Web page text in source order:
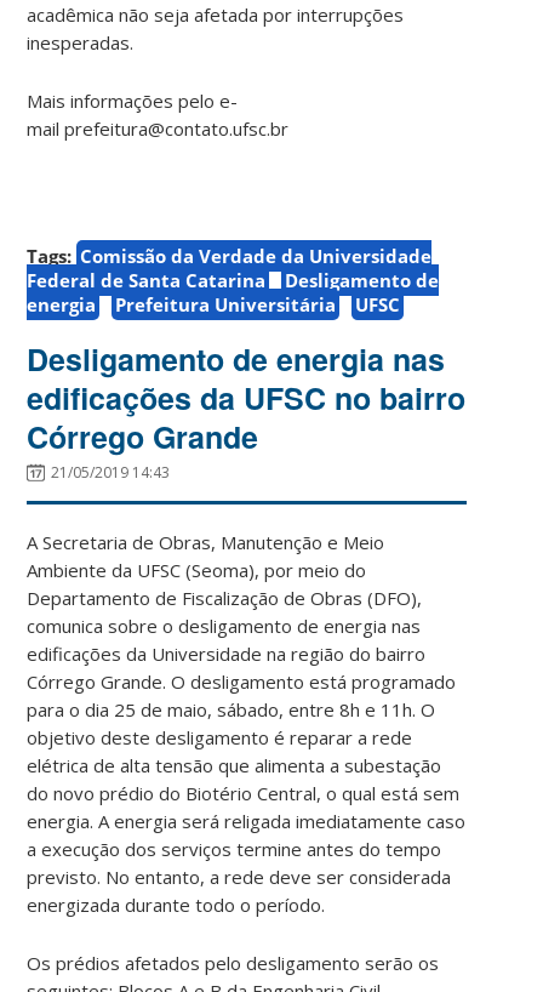
acadêmica não seja afetada por interrupções
inesperadas.
Mais informações pelo e-
mail prefeitura@contato.ufsc.br
Tags: Comissão da Verdade da Universidade
Federal de Santa Catarina
Desligamento de
energia
Prefeitura Universitária UFSC
Desligamento de energia nas
edificações da UFSC no bairro
Córrego Grande
21/05/2019 14:43
A Secretaria de Obras, Manutenção e Meio
Ambiente da UFSC (Seoma), por meio do
Departamento de Fiscalização de Obras (DFO),
comunica sobre o desligamento de energia nas
edificações da Universidade na região do bairro
Córrego Grande. O desligamento está programado
para o dia 25 de maio, sábado, entre 8h e 11h. O
objetivo deste desligamento é reparar a rede
elétrica de alta tensão que alimenta a subestação
do novo prédio do Biotério Central, o qual está sem
energia. A energia será religada imediatamente caso
a execução dos serviços termine antes do tempo
previsto. No entanto, a rede deve ser considerada
energizada durante todo o período.
Os prédios afetados pelo desligamento serão os